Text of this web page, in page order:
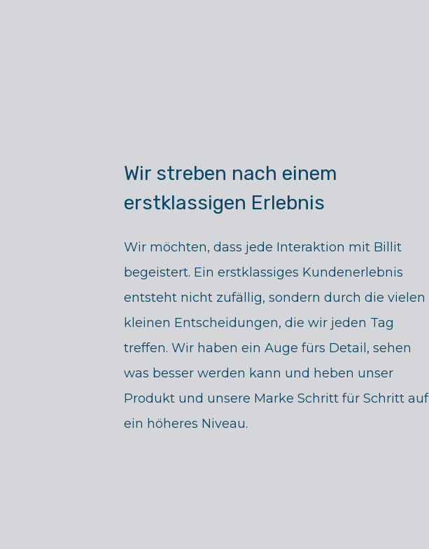
Wir streben nach einem
erstklassigen Erlebnis
Wir möchten, dass jede Interaktion mit Billit
begeistert. Ein erstklassiges Kundenerlebnis
entsteht nicht zufällig, sondern durch die vielen
kleinen Entscheidungen, die wir jeden Tag
treffen. Wir haben ein Auge fürs Detail, sehen
was besser werden kann und heben unser
Produkt und unsere Marke Schritt für Schritt auf
ein höheres Niveau.